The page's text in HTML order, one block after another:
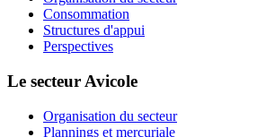
Consommation
Structures d'appui
Perspectives
Le secteur Avicole
Organisation du secteur
Plannings et mercuriale